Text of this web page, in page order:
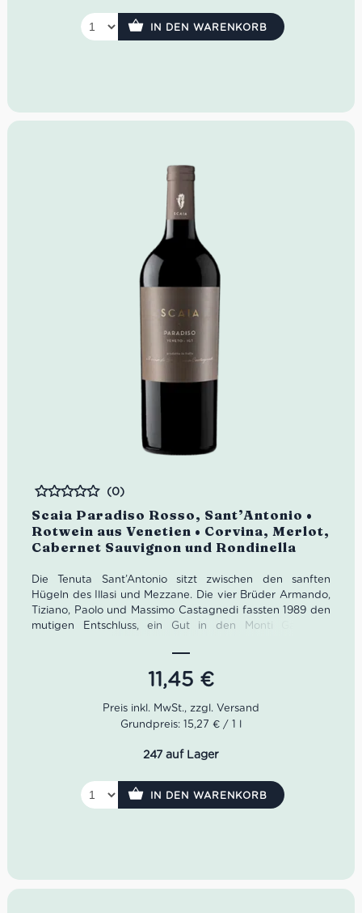
Farbe: dichtes Karminrot
Idealer Versandkarton: 21 Flaschen
IN DEN WARENKORB
Scaia Paradiso Rosso, Sant’Antonio •
Rotwein aus Venetien • Corvina, Merlot,
Cabernet Sauvignon und Rondinella
Bewertet
(0)
Die Tenuta Sant’Antonio sitzt zwischen den sanften
Hügeln des Illasi und Mezzane. Die vier Brüder Armando,
Tiziano, Paolo und Massimo Castagnedi fassten 1989 den
mutigen Entschluss, ein Gut in den Monti Garbi zu
Sant’Antonio heute ein voller Erfolg.
Der Scaia Paradiso Rosso von der Tenuta Sant’Antonio
legt sich mit einem dichten Rubinrot elegant ins Glas. Das
füllige Bouquet offenbart schöne Noten von Waldbeeren,
Pfeffer sowie Lakritze. Im Trunk ist der Scaia Paradiso
sehr weich und umhüllend.
Farbe: dichtes Rubinrot
Geruch: Waldbeeren, Pfeffer, Lakritze
Geschmack: weich, umhüllend, gut strukturiert
11,45 €
Grundpreis: 15,27 € / 1 l
247 auf Lager
IN DEN WARENKORB